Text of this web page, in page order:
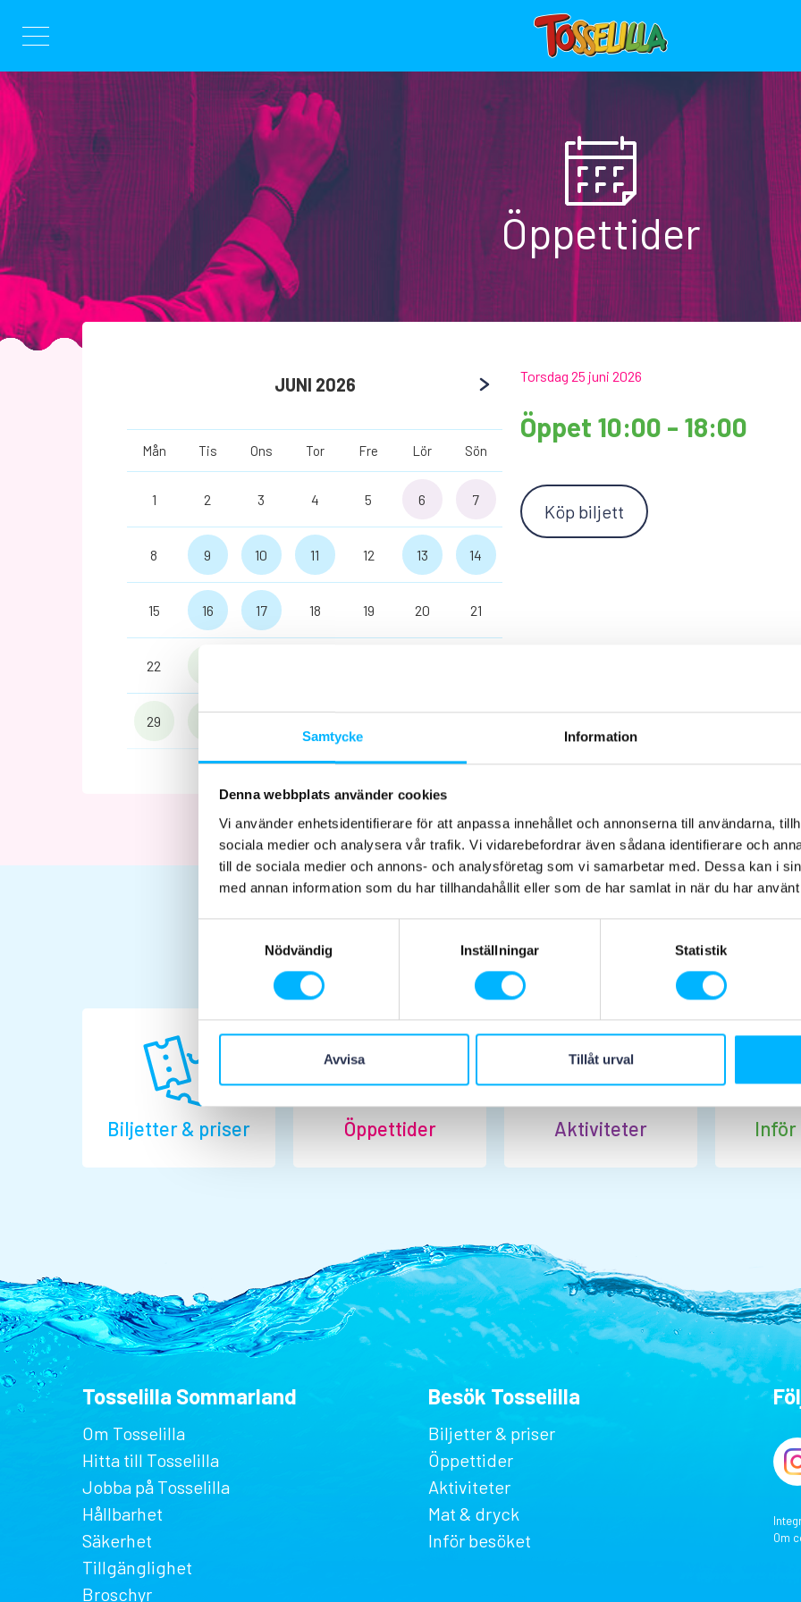
Samtycke Information
Denna webbplats använder cookies
Vi använder enhetsidentifierare för att anpassa innehållet och annonserna till användarna,
sociala medier och analysera vår trafik. Vi vidarebefordrar även sådana identifierare och
till de sociala medier och annons- och analysföretag som vi samarbetar med. Dessa kan i
med annan information som du har tillhandahållit eller som de har samlat in när du har
Nödvändig
Inställningar Statistik
Avvisa Tillåt urval
Hoppa
till
innehållet
Öppettider
JUNI 2026
Mån Tis Ons Tor Fre Lör Sön
1 2 3 4 5 6 7
8 9 10 11 12 13 14
15 16 17 18 19 20 21
22
29
Torsdag 25 juni 2026
Öppet 10:00 - 18:00
Köp biljett
Planera ditt besök
Biljetter & priser Öppettider Aktiviteter Inför
Tosselilla Sommarland
Om Tosselilla
Hitta till Tosselilla
Jobba på Tosselilla
Hållbarhet
Säkerhet
Tillgänglighet
Broschyr
Besök Tosselilla
Biljetter & priser
Öppettider
Aktiviteter
Mat & dryck
Inför besöket
Om